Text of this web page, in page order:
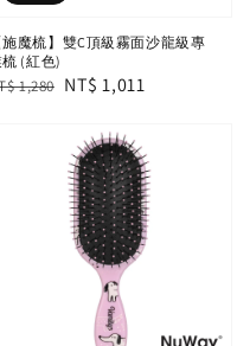
施魔梳】雙C頂級霧面沙龍級專
(紅色)
1,280 Sale
NT$ 1,011